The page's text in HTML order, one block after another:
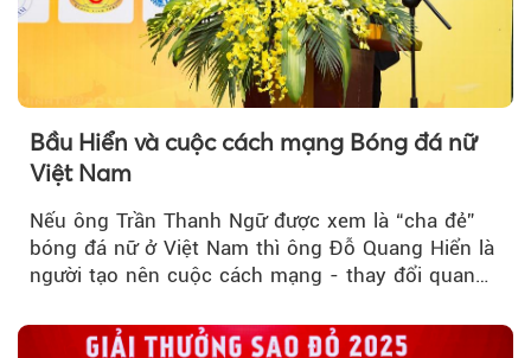
Bầu Hiển và cuộc cách mạng Bóng đá nữ
Việt Nam
Nếu ông Trần Thanh Ngữ được xem là “cha đẻ”
bóng đá nữ ở Việt Nam thì ông Đỗ Quang Hiển là
người tạo nên cuộc cách mạng - thay đổi quan